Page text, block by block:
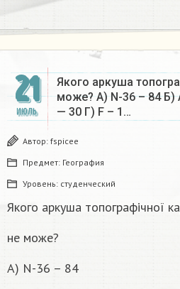
21
ИЮЛЬ
Якого аркуша
може? А) N-36 – 84 Б)
— 30 Г) F – 1…
Автор: fspicee
Предмет: География
Уровень: студенческий
Якого аркуша топографічної
не може?
А) N-36 – 84